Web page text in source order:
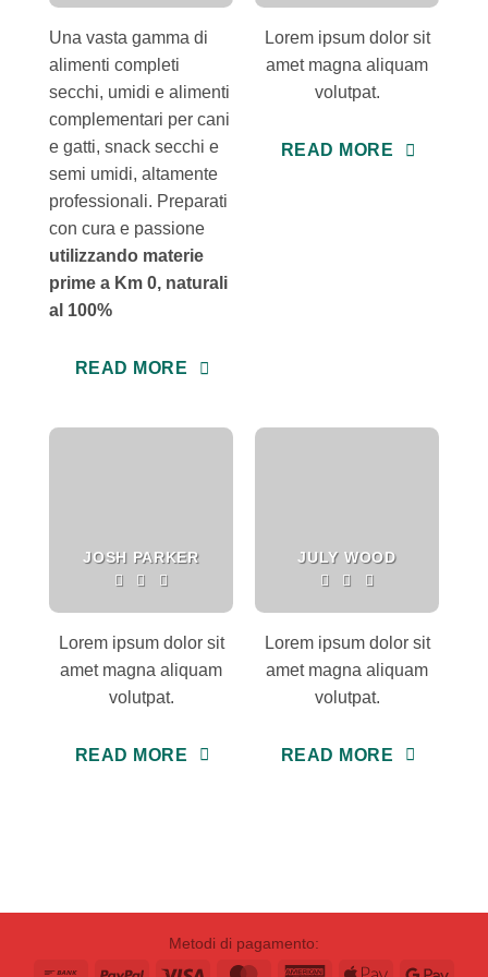
Una vasta gamma di
alimenti completi
secchi, umidi e alimenti
complementari per cani
e gatti, snack secchi e
semi umidi, altamente
professionali. Preparati
con cura e passione
utilizzando materie
prime a Km 0, naturali
al 100%
READ MORE
Lorem ipsum dolor sit
amet magna aliquam
volutpat.
READ MORE
JOSH PARKER
Lorem ipsum dolor sit
amet magna aliquam
volutpat.
READ MORE
JULY WOOD
Lorem ipsum dolor sit
amet magna aliquam
volutpat.
READ MORE
Metodi di pagamento: